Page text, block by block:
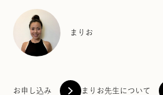
まりお
お申し込み まりお先生について